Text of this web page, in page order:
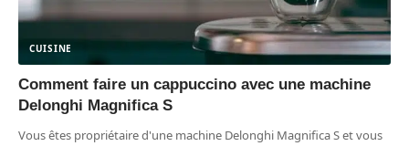
CUISINE
Comment faire un cappuccino avec une machine
Delonghi Magnifica S
Vous êtes propriétaire d'une machine Delonghi Magnifica S et vous